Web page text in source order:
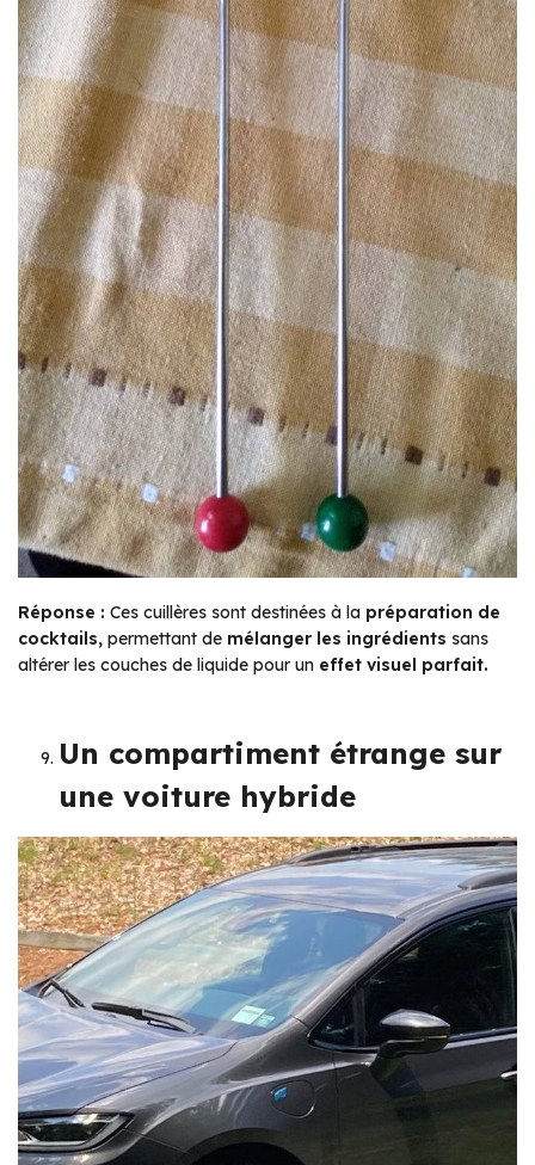
Réponse : Ces cuillères sont destinées à la préparation de
cocktails, permettant de mélanger les ingrédients sans
altérer les couches de liquide pour un effet visuel parfait.
Un compartiment étrange sur
une voiture hybride